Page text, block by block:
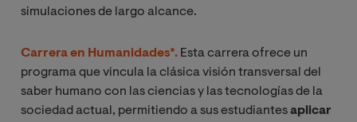
simulaciones de largo alcance.
Carrera en Humanidades*. Esta carrera ofrece un
programa que vincula la clásica visión transversal del
saber humano con las ciencias y las tecnologías de la
sociedad actual, permitiendo a sus estudiantesaplicar